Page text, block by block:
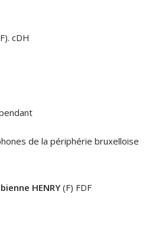
cDH
de la périphérie bruxelloise
HENRY (F) FDF